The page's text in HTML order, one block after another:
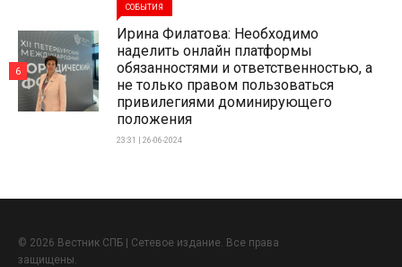
СОБЫТИЯ
Ирина Филатова: Необходимо
наделить онлайн платформы
обязанностями и ответственностью, а
не только правом пользоваться
привилегиями доминирующего
положения
23:31 | 26-06-2024
6
© 2026 Вестник СПБ | Сетевое издание. Все права
защищены.